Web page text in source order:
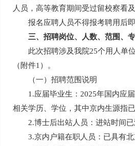
人员，高等教育期间受过留校察看
报名应聘人员不得报考聘用后即
三、招聘岗位、人数、范围、
此次招聘涉及我院25个用人单位
（附件1）。
（一）招聘范围说明
1.应届毕业生：2025年国内应届
相关学历、学位，其中京内生源指
2.博士后出站人员：进站时间已
3.京内户籍在职人员：已具有北